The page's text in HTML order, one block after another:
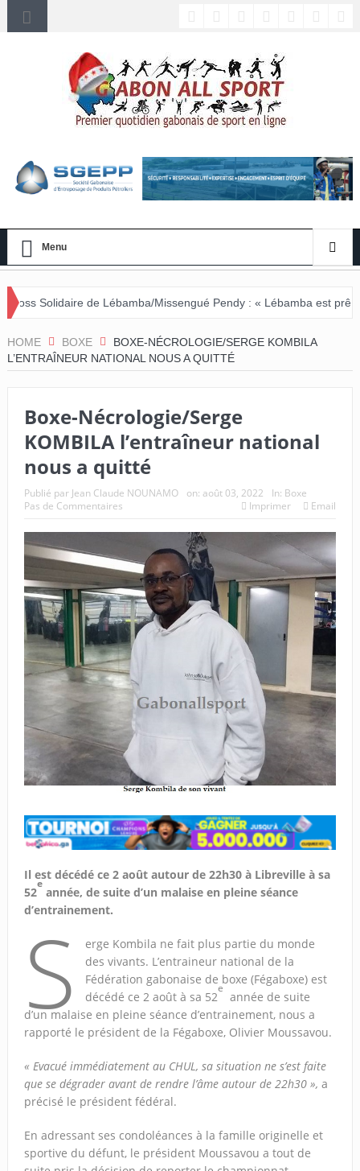
Menu
Missengué Pendy : « Lébamba est prêt à accueillir ce grand
HOME BOXE
BOXE-NÉCROLOGIE/SERGE KOMBILA
L’ENTRAÎNEUR NATIONAL NOUS A QUITTÉ
Boxe-Nécrologie/Serge
KOMBILA l’entraîneur national
nous a quitté
Publié par Jean Claude NOUNAMO on: août 03, 2022 In: Boxe
Pas de Commentaires
Imprimer Email
Il est décédé ce 2 août autour de 22h30 à Libreville à sa
52
e
année, de suite d’un malaise en pleine séance
d’entrainement.
S
erge Kombila ne fait plus partie du monde
des vivants. L’entraineur national de la
Fédération gabonaise de boxe (Fégaboxe) est
décédé ce 2 août à sa 52
e
année de suite
d’un malaise en pleine séance d’entrainement, nous a
rapporté le président de la Fégaboxe, Olivier Moussavou.
« Evacué immédiatement au CHUL, sa situation ne s’est faite
que se dégrader avant de rendre l’âme autour de 22h30 », a
précisé le président fédéral.
En adressant ses condoléances à la famille originelle et
sportive du défunt, le président Moussavou a tout de